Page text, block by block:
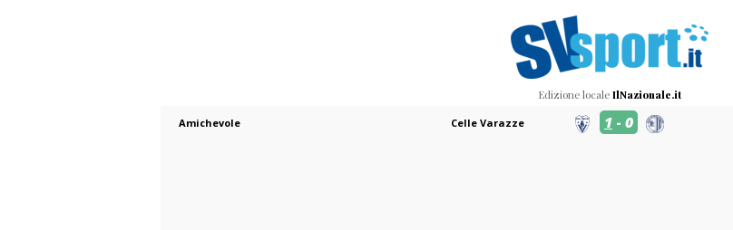
Edizione locale IlNazionale.it
Amichevole Celle Varazze 1 - 0